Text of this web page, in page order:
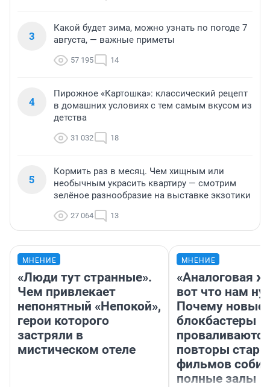
3
Какой будет зима, можно узнать по погоде 7
августа, — важные приметы
57 195 14
4
Пирожное «Картошка»: классический рецепт
в домашних условиях с тем самым вкусом из
детства
31 032 18
5
Кормить раз в месяц. Чем хищным или
необычным украсить квартиру — смотрим
зелёное разнообразие на выставке экзотики
27 064 13
МНЕНИЕ
«Люди тут странные».
Чем привлекает
непонятный «Непокой»,
герои которого
застряли в
мистическом отеле
МНЕНИЕ
«Аналоговая
вот что нам
Почему новые
блокбастеры
повторы
фильмов
полные залы